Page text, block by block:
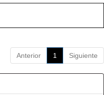
Anterior 1 Siguiente